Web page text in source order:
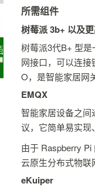
所需组件
树莓派 3b+ 以及
树莓派3代B+ 型
网接口，可以连
O，是智能家居网
EMQX
智能家居设备之间
议，它简单易实现
由于 Raspberry
云原生分布式物联
eKuiper